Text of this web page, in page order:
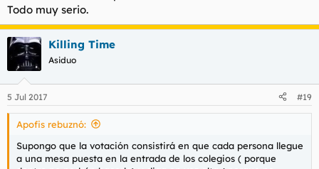
Todo muy serio.
Killing Time
Asiduo
5 Jul 2017 #19
Apofis rebuznó:
Supongo que la votación consistirá en que cada persona llegue
a una mesa puesta en la entrada de los colegios ( porque